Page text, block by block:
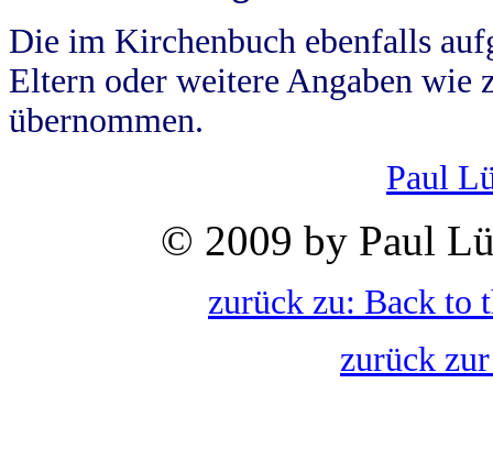
Die im Kirchenbuch ebenfalls
Eltern oder weitere Angaben wie
übernommen.
Paul
© 2009 by Paul
zurück zu: Back to
zurück